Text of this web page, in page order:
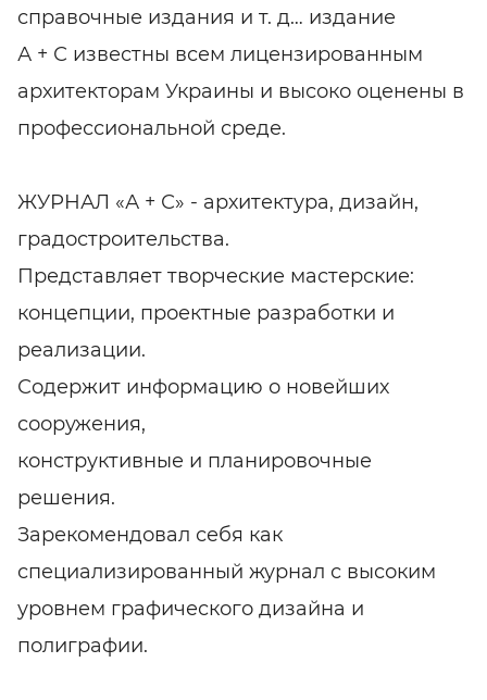
справочные издания и т. д… издание
А + С известны всем лицензированным
архитекторам Украины и высоко оценены в
профессиональной среде.
ЖУРНАЛ «А + С» - архитектура, дизайн,
градостроительства.
Представляет творческие мастерские:
концепции, проектные разработки и
реализации.
Содержит информацию о новейших
сооружения,
конструктивные и планировочные
решения.
Зарекомендовал себя как
специализированный журнал с высоким
уровнем графического дизайна и
полиграфии.